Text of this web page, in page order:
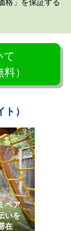
格」を保証する
て
）
）
ペア
いを
在